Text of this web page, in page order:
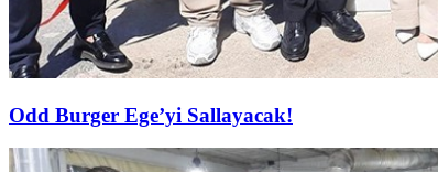
Odd Burger Ege’yi Sallayacak!